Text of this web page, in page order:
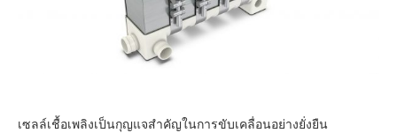
เซลล์เชื้อเพลิงเป็นกุญแจสำคัญในการขับเคลื่อนอย่างยั่งยืน